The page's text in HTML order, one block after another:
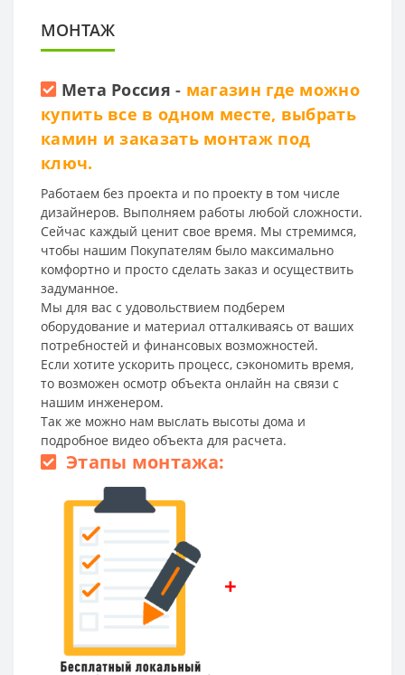
МОНТАЖ
Мета Россия - магазин где можно
купить все в одном месте, выбрать
камин и заказать монтаж под
ключ.
Работаем без проекта и по проекту в том числе
дизайнеров. Выполняем работы любой сложности.
Сейчас каждый ценит свое время. Мы стремимся,
чтобы нашим Покупателям было максимально
комфортно и просто сделать заказ и осуществить
задуманное.
Мы для вас с удовольствием подберем
оборудование и материал отталкиваясь от ваших
потребностей и финансовых возможностей.
Если хотите ускорить процесс, сэкономить время,
то возможен осмотр объекта онлайн на связи с
нашим инженером.
Так же можно нам выслать высоты дома и
подробное видео объекта для расчета.
Этапы монтажа:
+